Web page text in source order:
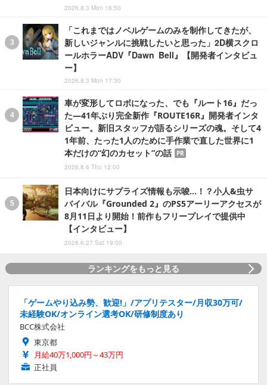
2026.8.3 Mon 18:50
「これまではノベルゲームのみを制作してきたが、
新しいジャンルに挑戦したいと思った」2D横スクロ
ールホラーADV『Dawn Bell』【開発者インタビュ
ー】
2026.8.3 Mon 17:30
車が変形してロボになった、でも『ルート16』だっ
た―41年ぶり完全新作『ROUTE16R』開発者インタ
ビュー。新旧スタッフが語るシリーズの魂。そして4
1年前、たった1人のために手作業で直した世界に1
本だけの“幻のカセット”の話
PR
2026.8.6 Thu 12:00
日本向けにサプライズ情報も示唆…！？小人&虫サ
バイバル『Grounded 2』のPS5アーリーアクセスが
8月11日より開始！前作もフリープレイで提供中
【インタビュー】
2026.6.27 Sat 19:00
ランキングをもっと見る
「ゲームやり込み勢、歓迎!」/アプリテスター/月収30万可/
未経験OK/オンライン選考OK/研修制度あり
BCC株式会社
東京都
月給40万1,000円～43万円
正社員